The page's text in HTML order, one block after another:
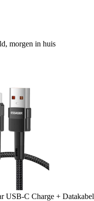
morgen in huis
USB-C Charge + Datakabel